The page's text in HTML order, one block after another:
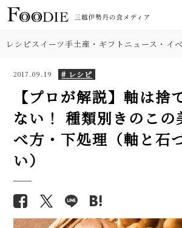
レシピスイーツ手土産・ギフト ニュース・イ
2017.09.19 # レシピ
【プロが解説】軸は捨
ない！ 種類別きのこの
べ方・下処理（軸と石
い）
【本格】韓国料
ビンパ」人気レ
ちゃん焼き」人
だれとバターが
食材
肉
料理の種類
【基本の塩分
しのレシピ（作
け方。「甘酢漬け
け」2つのレシピ